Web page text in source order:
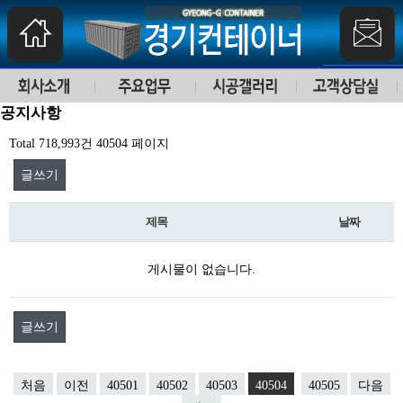
공지사항
Total 718,993건 40504 페이지
글쓰기
제목 날짜
게시물이 없습니다.
글쓰기
처음 이전 40501 40502 40503 40504 40505
다음